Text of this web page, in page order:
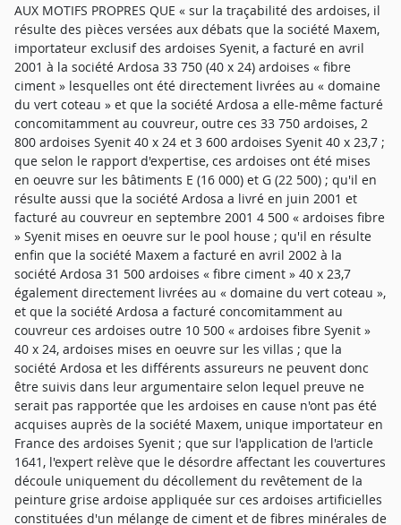
AUX MOTIFS PROPRES QUE « sur la traçabilité des ardoises, il
résulte des pièces versées aux débats que la société Maxem,
importateur exclusif des ardoises Syenit, a facturé en avril
2001 à la société Ardosa 33 750 (40 x 24) ardoises « fibre
ciment » lesquelles ont été directement livrées au « domaine
du vert coteau » et que la société Ardosa a elle-même facturé
concomitamment au couvreur, outre ces 33 750 ardoises, 2
800 ardoises Syenit 40 x 24 et 3 600 ardoises Syenit 40 x 23,7 ;
que selon le rapport d'expertise, ces ardoises ont été mises
en oeuvre sur les bâtiments E (16 000) et G (22 500) ; qu'il en
résulte aussi que la société Ardosa a livré en juin 2001 et
facturé au couvreur en septembre 2001 4 500 « ardoises fibre
» Syenit mises en oeuvre sur le pool house ; qu'il en résulte
enfin que la société Maxem a facturé en avril 2002 à la
société Ardosa 31 500 ardoises « fibre ciment » 40 x 23,7
également directement livrées au « domaine du vert coteau »,
et que la société Ardosa a facturé concomitamment au
couvreur ces ardoises outre 10 500 « ardoises fibre Syenit »
40 x 24, ardoises mises en oeuvre sur les villas ; que la
société Ardosa et les différents assureurs ne peuvent donc
être suivis dans leur argumentaire selon lequel preuve ne
serait pas rapportée que les ardoises en cause n'ont pas été
acquises auprès de la société Maxem, unique importateur en
France des ardoises Syenit ; que sur l'application de l'article
1641, l'expert relève que le désordre affectant les couvertures
découle uniquement du décollement du revêtement de la
peinture grise ardoise appliquée sur ces ardoises artificielles
constituées d'un mélange de ciment et de fibres minérales de